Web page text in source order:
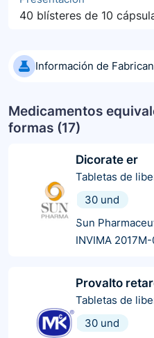
40 blísteres de 10
Información de
Medicamentos
formas (17)
Dicorate er
Tabletas de
30 und
Sun
INVIMA
Provalto
Tabletas de
30 und